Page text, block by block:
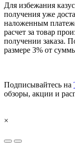
Для избежания
получения уже
наложенным
расчет за товар
получении заказа.
размере 3% от
Подписывайтесь на
обзоры, акции и
×